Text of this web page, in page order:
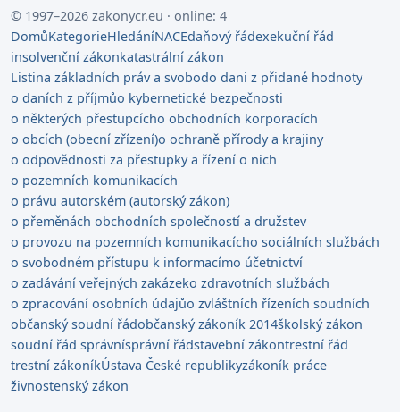
© 1997–2026 zakonycr.eu · online: 4
DomůKategorieHledáníNACEdaňový řádexekuční řád
insolvenční zákonkatastrální zákon
Listina základních práv a svobodo dani z přidané hodnoty
o daních z příjmůo kybernetické bezpečnosti
o některých přestupcícho obchodních korporacích
o obcích (obecní zřízení)o ochraně přírody a krajiny
o odpovědnosti za přestupky a řízení o nich
o pozemních komunikacích
o právu autorském (autorský zákon)
o přeměnách obchodních společností a družstev
o provozu na pozemních komunikacícho sociálních službách
o svobodném přístupu k informacímo účetnictví
o zadávání veřejných zakázeko zdravotních službách
o zpracování osobních údajůo zvláštních řízeních soudních
občanský soudní řádobčanský zákoník 2014školský zákon
soudní řád správnísprávní řádstavební zákontrestní řád
trestní zákoníkÚstava České republikyzákoník práce
živnostenský zákon